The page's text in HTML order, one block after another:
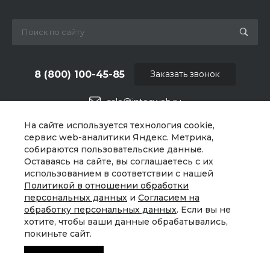
На сайте используется технология cookie,
сервис web-аналитики Яндекс. Метрика,
собираются пользовательские данные.
Оставаясь на сайте, вы соглашаетесь с их
использованием в соответствии с нашей
Политикой в отношении обработки
персональных данных и Согласием на
обработку персональных данных. Если вы не
хотите, чтобы ваши данные обрабатывались,
покиньте сайт.
sale@intecweb.ru
8 (800) 100-45-85
г. Москва, ул. Люсиновская, д. 39
Заказать звонок